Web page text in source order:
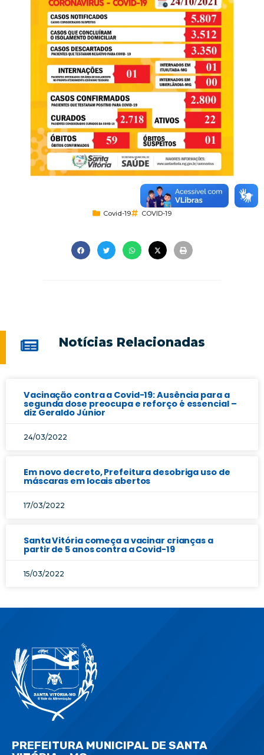
Covid-19 COVID-19
Notícias Relacionadas
Vacinação contra a Covid-19: Ausência para a
segunda dose preocupa e reforço é essencial –
diz Geraldo Júnior
24/03/2022
Em novo decreto, Prefeitura desobriga uso de
máscaras em locais abertos
17/03/2022
Santa Vitória começa a vacinar crianças a
partir de 5 anos contra a Covid-19
15/03/2022
PREFEITURA MUNICIPAL DE SANTA